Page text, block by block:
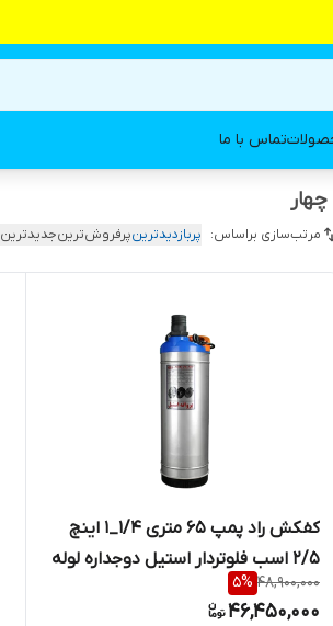
تماس با ما
مرتب‌سازی براساس: پربازدیدترینپرفروش‌ترینجدیدترین
کفکش راد پمپ ۶۵ متری ۱/۴_۱ اینچ
2/5 اسب فلوتردار استیل دوجداره لوله
بالا
48,900,000
5%
46,450,000